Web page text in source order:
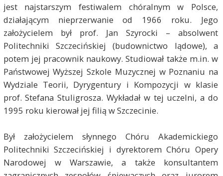
jest najstarszym festiwalem chóralnym w Polsce,
działającym nieprzerwanie od 1966 roku. Jego
założycielem był prof. Jan Szyrocki – absolwent
Politechniki Szczecińskiej (budownictwo lądowe), a
potem jej pracownik naukowy. Studiował także m.in. w
Państwowej Wyższej Szkole Muzycznej w Poznaniu na
Wydziale Teorii, Dyrygentury i Kompozycji w klasie
prof. Stefana Stuligrosza. Wykładał w tej uczelni, a do
1995 roku kierował jej filią w Szczecinie.
Był założycielem słynnego Chóru Akademickiego
Politechniki Szczecińskiej i dyrektorem Chóru Opery
Narodowej w Warszawie, a także konsultantem